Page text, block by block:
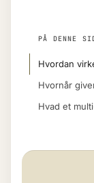
PÅ DENNE
Hvordan
Hvornår
Hvad et